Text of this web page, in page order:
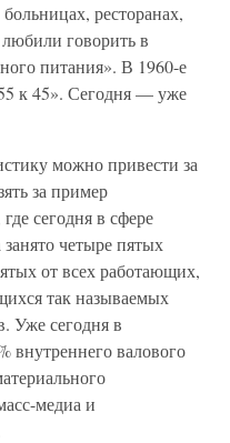
ресторанах,
говорить в
питания». В 1960-е
к 45». Сегодня — уже
можно привести за
за пример
сегодня в сфере
четыре пятых
от всех работающих,
так называемых
Уже сегодня в
внутреннего валового
медиа и